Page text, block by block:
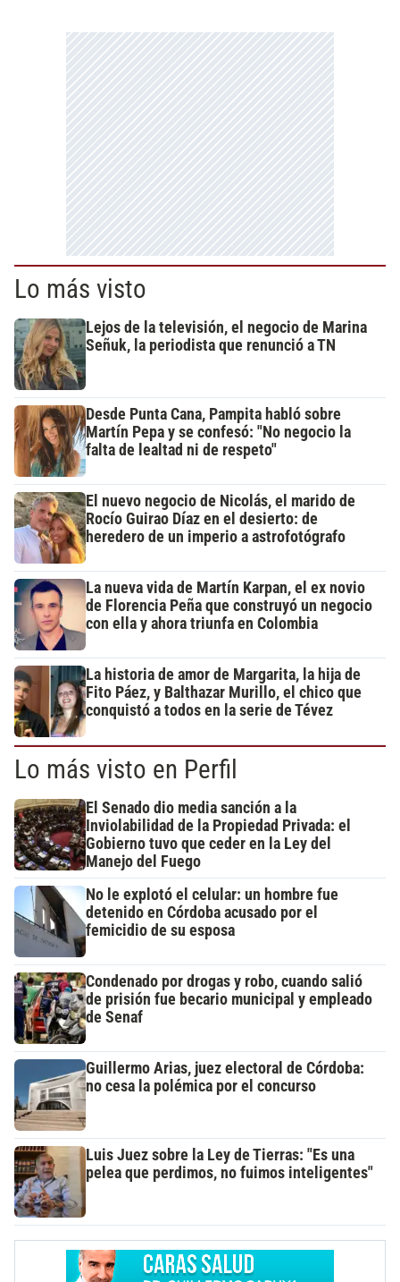
Lo más visto
Lejos de la televisión, el negocio de Marina
Señuk, la periodista que renunció a TN
Desde Punta Cana, Pampita habló sobre
Martín Pepa y se confesó: "No negocio la
falta de lealtad ni de respeto"
El nuevo negocio de Nicolás, el marido de
Rocío Guirao Díaz en el desierto: de
heredero de un imperio a astrofotógrafo
La nueva vida de Martín Karpan, el ex novio
de Florencia Peña que construyó un negocio
con ella y ahora triunfa en Colombia
La historia de amor de Margarita, la hija de
Fito Páez, y Balthazar Murillo, el chico que
conquistó a todos en la serie de Tévez
Lo más visto en Perfil
El Senado dio media sanción a la
Inviolabilidad de la Propiedad Privada: el
Gobierno tuvo que ceder en la Ley del
Manejo del Fuego
No le explotó el celular: un hombre fue
detenido en Córdoba acusado por el
femicidio de su esposa
Condenado por drogas y robo, cuando salió
de prisión fue becario municipal y empleado
de Senaf
Guillermo Arias, juez electoral de Córdoba:
no cesa la polémica por el concurso
Luis Juez sobre la Ley de Tierras: "Es una
pelea que perdimos, no fuimos inteligentes"